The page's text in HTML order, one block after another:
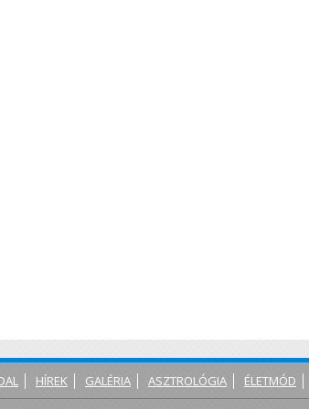
HÍREK GALÉRIA ASZTROLÓGIA ÉLETMÓD